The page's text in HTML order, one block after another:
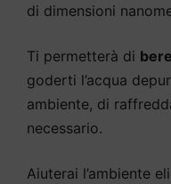
di dimensioni
Ti permetterà di
goderti l’acqua
ambiente, di
necessario.
Aiuterai l’ambiente